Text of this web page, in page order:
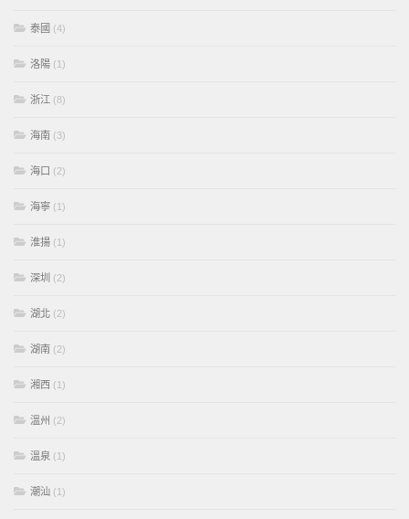
泰國 (4)
洛陽 (1)
浙江 (8)
海南 (3)
海口 (2)
海寧 (1)
淮揚 (1)
深圳 (2)
湖北 (2)
湖南 (2)
湘西 (1)
溫州 (2)
溫泉 (1)
潮汕 (1)